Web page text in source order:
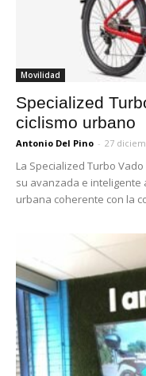
Movilidad
Specialized
ciclismo urbano
Antonio Del Pino - 27
La Specialized Turbo
su avanzada e inteligente
urbana coherente con la